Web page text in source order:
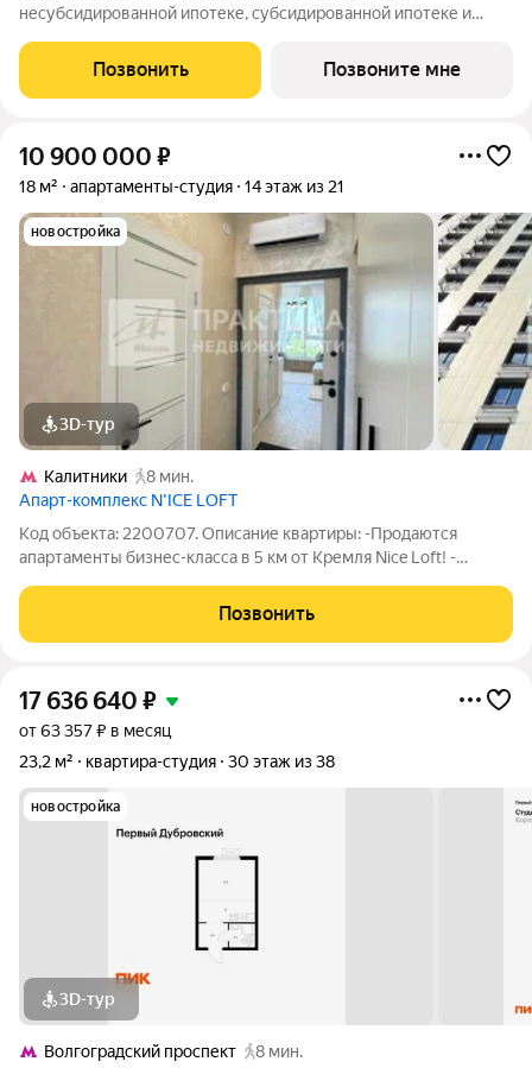
несубсидированной ипотеке, субсидированной ипотеке и
личном кабинете до обращения за консультацией. В северной
части района Печатники
Позвонить Позвоните мне
10 900 000 ₽
18 м² апартаменты-студия 14 этаж из 21
новостройка
3D-тур
Калитники
8 мин.
Апарт-комплекс N’ICE LOFT
Код объекта: 2200707. Описание квартиры: -Продаются
апартаменты бизнес-класса в 5 км от Кремля Nice Loft! -
укомплектована качественной мебелью и техникой. -Высокие
потолки (3 метра) и открытый
Позвонить
17 636 640 ₽
от 63 357 ₽ в месяц
23,2 м²
квартира-студия 30 этаж из 38
новостройка
3D-тур
Волгоградский проспект
8 мин.